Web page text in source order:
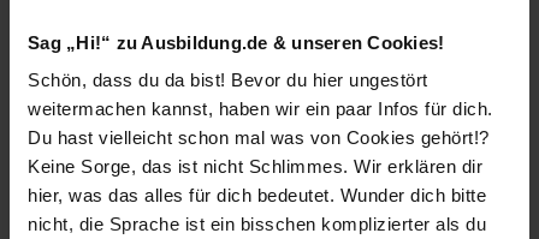
Sag „Hi!“ zu Ausbildung.de & unseren Cookies!
Schön, dass du da bist! Bevor du hier ungestört
weitermachen kannst, haben wir ein paar Infos für dich.
Du hast vielleicht schon mal was von Cookies gehört!?
Keine Sorge, das ist nicht Schlimmes. Wir erklären dir
hier, was das alles für dich bedeutet. Wunder dich bitte
nicht, die Sprache ist ein bisschen komplizierter als du
nach Absprache
1 freier Platz